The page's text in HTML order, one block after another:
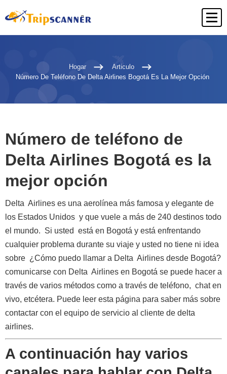
Hogar
Articulo
Número De Teléfono De Delta Airlines Bogotá Es La Mejor Opción
Número de teléfono de
Delta Airlines Bogotá es la
mejor opción
Delta Airlines es una aerolínea más famosa y elegante de
los Estados Unidos y que vuele a más de 240 destinos todo
el mundo. Si usted está en Bogotá y está enfrentando
cualquier problema durante su viaje y usted no tiene ni idea
sobre ¿Cómo puedo llamar a Delta Airlines desde Bogotá?
comunicarse con Delta Airlines en Bogotá se puede hacer a
través de varios métodos como a través de teléfono, chat en
vivo, etcétera. Puede leer esta página para saber más sobre
contactar con el equipo de servicio al cliente de delta
airlines.
A continuación hay varios